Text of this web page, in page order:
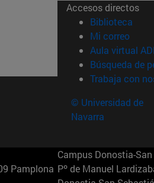
Accesos directos
Biblioteca
Mi correo(abre
Aula virtual ADI
Búsqueda de
Trabaja con
© Universidad de
Navarra
Pamplona
Campus Donostia-
Pº de Manuel